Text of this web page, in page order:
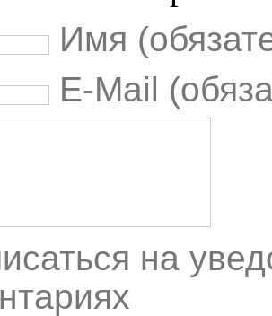
Имя
E-Mail
на